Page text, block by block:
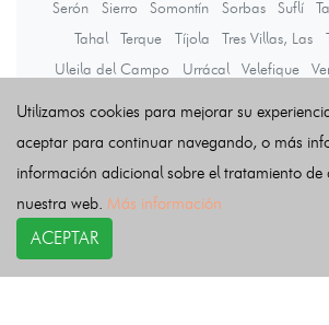
Serón
Sierro Somontín Sorbas Suflí
Tahal
Terque Tíjola Tres Villas, Las
Uleila del Campo
Urrácal Velefique
Utilizamos cookies para mejorar su
aceptar para continuar navegando, o más
información adicional sobre el tratamiento de
nuestra web. Más información
ACEPTAR